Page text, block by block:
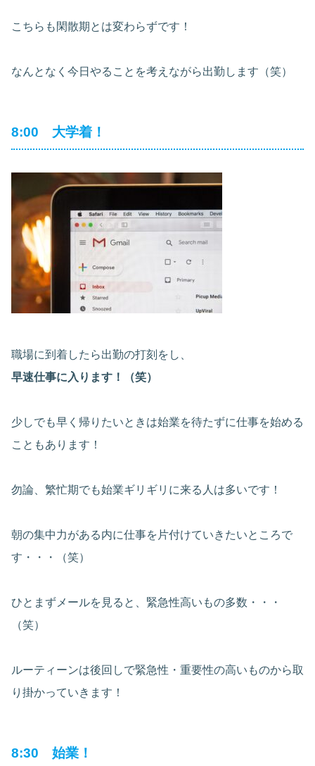
こちらも閑散期とは変わらずです！
なんとなく今日やることを考えながら出勤します（笑）
8:00 大学着！
職場に到着したら出勤の打刻をし、
早速仕事に入ります！（笑）
少しでも早く帰りたいときは始業を待たずに仕事を始める
こともあります！
勿論、繁忙期でも始業ギリギリに来る人は多いです！
朝の集中力がある内に仕事を片付けていきたいところで
す・・・（笑）
ひとまずメールを見ると、緊急性高いもの多数・・・
（笑）
ルーティーンは後回しで緊急性・重要性の高いものから取
り掛かっていきます！
8:30 始業！